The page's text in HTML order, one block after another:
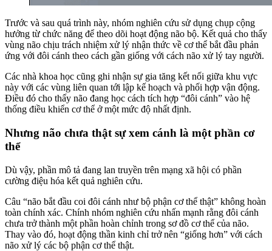
Trước và sau quá trình này, nhóm nghiên cứu sử dụng chụp cộng
hưởng từ chức năng để theo dõi hoạt động não bộ. Kết quả cho thấy
vùng não chịu trách nhiệm xử lý nhận thức về cơ thể bắt đầu phản
ứng với đôi cánh theo cách gần giống với cách não xử lý tay người.
Các nhà khoa học cũng ghi nhận sự gia tăng kết nối giữa khu vực
này với các vùng liên quan tới lập kế hoạch và phối hợp vận động.
Điều đó cho thấy não đang học cách tích hợp “đôi cánh” vào hệ
thống điều khiển cơ thể ở một mức độ nhất định.
Nhưng não chưa thật sự xem cánh là một phần cơ
thể
Dù vậy, phần mô tả đang lan truyền trên mạng xã hội có phần
cường điệu hóa kết quả nghiên cứu.
Câu “não bắt đầu coi đôi cánh như bộ phận cơ thể thật” không hoàn
toàn chính xác. Chính nhóm nghiên cứu nhấn mạnh rằng đôi cánh
chưa trở thành một phần hoàn chỉnh trong sơ đồ cơ thể của não.
Thay vào đó, hoạt động thần kinh chỉ trở nên “giống hơn” với cách
não xử lý các bộ phận cơ thể thật.